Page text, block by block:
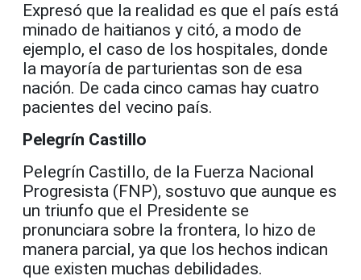
Expresó que la realidad es que el país está
minado de haitianos y citó, a modo de
ejemplo, el caso de los hospitales, donde
la mayoría de parturientas son de esa
nación. De cada cinco camas hay cuatro
pacientes del vecino país.
Pelegrín Castillo
Pelegrín Castillo, de la Fuerza Nacional
Progresista (FNP), sostuvo que aunque es
un triunfo que el Presidente se
pronunciara sobre la frontera, lo hizo de
manera parcial, ya que los hechos indican
que existen muchas debilidades.